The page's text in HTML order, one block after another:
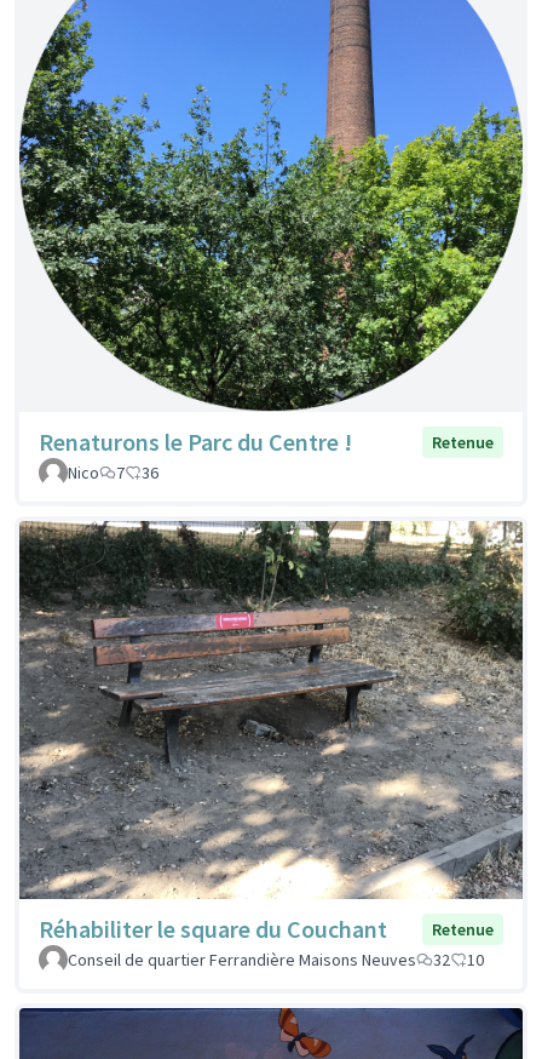
Renaturons le Parc du Centre !
Retenue
Nico
7 36
Réhabiliter le square du Couchant
Retenue
Conseil de quartier Ferrandière Maisons Neuves
32 10